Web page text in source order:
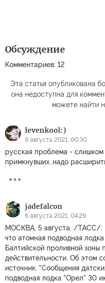
Обсуждение
Комментариев: 12
Эта статья опубликована
она недоступна для
можете найти
levenkool:)
6 августа 2021, 00:30
русская проблема - слишком
примкнувших..надо
jadefalcon
6 августа 2021, 04:29
МОСКВА, 5 августа. /ТАСС/.
что атомная подводная
Балтийской проливной зоны
действительности. Об этом
источник. "Сообщения
подводная лодка "Орел" 30